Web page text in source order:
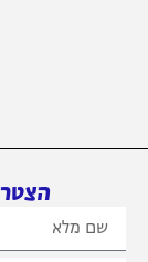
הצטרפו